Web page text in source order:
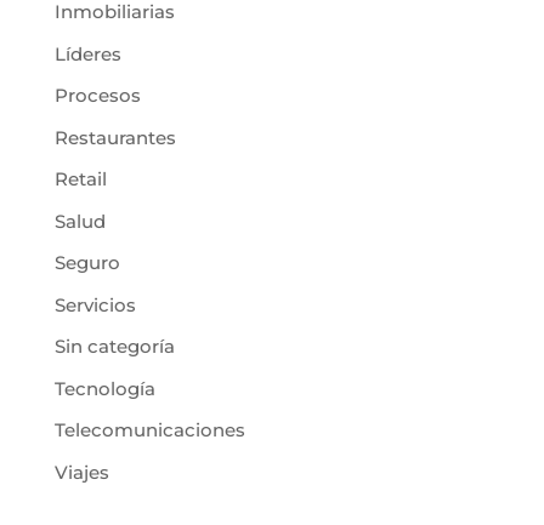
Inmobiliarias
Líderes
Procesos
Restaurantes
Retail
Salud
Seguro
Servicios
Sin categoría
Tecnología
Telecomunicaciones
Viajes